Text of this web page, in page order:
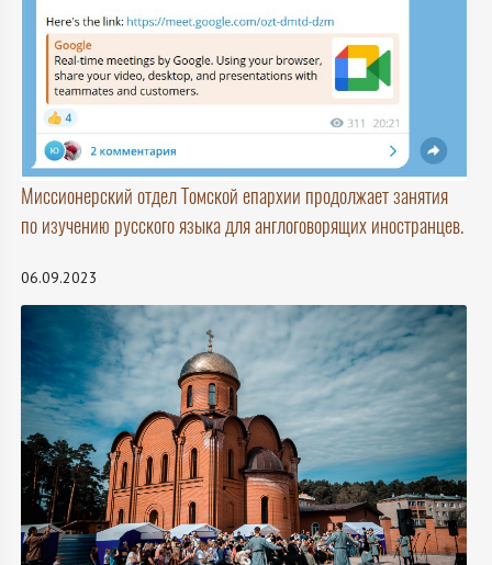
Миссионерский отдел Томской епархии продолжает занятия
по изучению русского языка для англоговорящих иностранцев.
06.09.2023